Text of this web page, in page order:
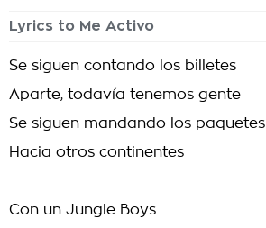
Lyrics to Me Activo
Se siguen contando los billetes
Aparte, todavía tenemos gente
Se siguen mandando los paquetes
Hacia otros continentes
Con un Jungle Boys